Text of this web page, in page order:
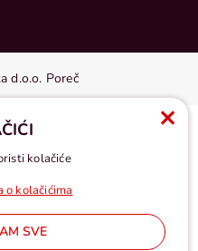
d.o.o. Poreč
pdv uključen
kolačiće
o kolačićima
SVE